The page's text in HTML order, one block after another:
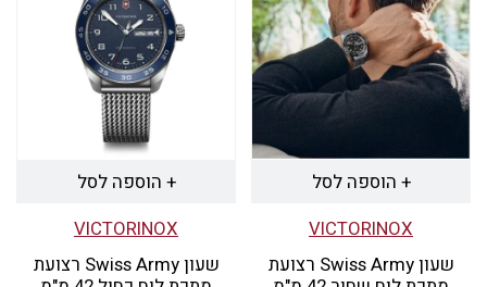
+ הוספה לסל
VICTORINOX
שעון Swiss Army רצועת
+ הוספה לסל
VICTORINOX
שעון Swiss Army רצועת